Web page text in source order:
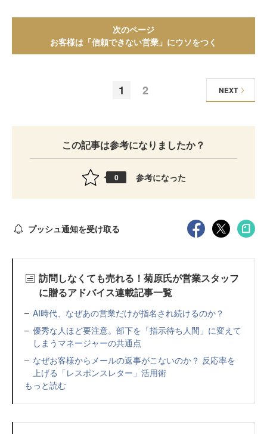
次のページ
お客様は「信頼できない営業」にウソをつく
1 2 NEXT
この記事は参考になりましたか？
0 参考になった
プッシュ通知を受け取る
訪問しなくても売れる！菊原氏が営業スタッフ
に贈るアドバイス連載記事一覧
AI時代、なぜあの営業だけが指名され続けるのか？
優秀な人ほど要注意。部下を「指示待ち人間」に変えて
しまうマネージャーの共通点
なぜお客様からメールの返事がこないのか？ 反応率を
上げる「レスポンスレター」活用術
もっと読む